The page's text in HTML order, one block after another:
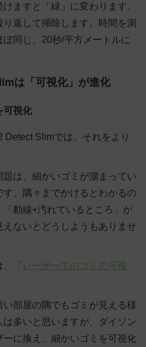
ますと「緑」に変わります。
返して掃除します。時間を測
同じ、20秒/平方メートルに
は「可視化」が進化
可視化
Detect Slimでは、それをより
は、細かいゴミが溜まってい
。隅々までかけるとわかるの
動線+汚れているところ」が
ないとどうしようもありませ
「 レーザーでのゴミの可視
部屋の隅でもゴミが見える様
多いと思いますが、ダイソン
に換え、細かいゴミを可視化